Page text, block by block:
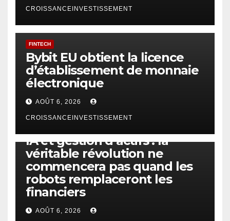
CROISSANCEINVESTISSEMENT
FINTECH
Bybit EU obtient la licence
d’établissement de monnaie
électronique
AOÛT 6, 2026
CROISSANCEINVESTISSEMENT
IA et gestion d’actifs : la
véritable révolution ne
commencera pas quand les
robots remplaceront les
financiers
AOÛT 6, 2026